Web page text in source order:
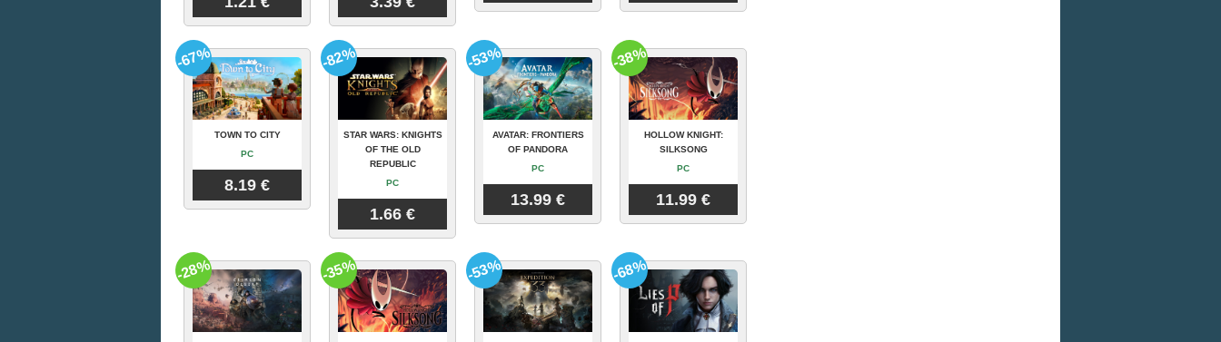
TOWN TO CITY
PC
8.19 €
-67%
STAR WARS: KNIGHTS
OF THE OLD
REPUBLIC
PC
1.66 €
-82%
AVATAR: FRONTIERS
OF PANDORA
PC
13.99 €
-53%
HOLLOW KNIGHT:
SILKSONG
PC
11.99 €
-38%
-28% -35% -53% -68%